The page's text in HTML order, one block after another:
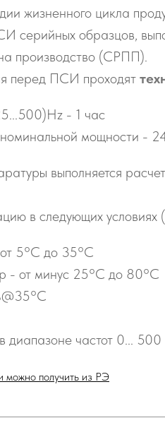
жизненного цикла
серийных образцов,
производство (СРПП).
перед ПСИ проходят
- 1 час
мощности -
выполняется
в следующих условиях
5°С до 35°С
- от минус 25°С до 80°С
диапазоне частот 0...
можно получить из РЭ